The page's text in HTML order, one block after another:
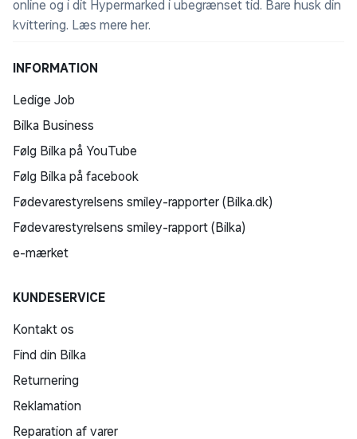
online og i dit Hypermarked i ubegrænset tid. Bare husk din
kvittering. Læs mere her.
INFORMATION
Ledige Job
Bilka Business
Følg Bilka på YouTube
Følg Bilka på facebook
Fødevarestyrelsens smiley-rapporter (Bilka.dk)
Fødevarestyrelsens smiley-rapport (Bilka)
e-mærket
KUNDESERVICE
Kontakt os
Find din Bilka
Returnering
Reklamation
Reparation af varer